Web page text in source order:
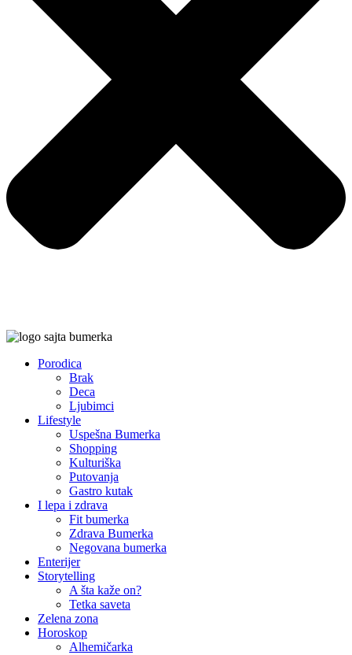
Porodica
Brak
Deca
Ljubimci
Lifestyle
Uspešna Bumerka
Shopping
Kulturiška
Putovanja
Gastro kutak
I lepa i zdrava
Fit bumerka
Zdrava Bumerka
Negovana bumerka
Enterijer
Storytelling
A šta kaže on?
Tetka saveta
Zelena zona
Horoskop
Alhemičarka